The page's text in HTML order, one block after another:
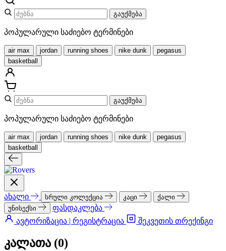
გაუქმება
პოპულარული საძიებო ტერმინები
air max jordan running shoes nike dunk
pegasus
basketball
გაუქმება
პოპულარული საძიებო ტერმინები
air max jordan running shoes nike dunk
pegasus
basketball
ახალი სრული კოლექცია კაცი
ქალი
უნისექსი
ფასდაკლება
ავტორიზაცია | რეგისტრაცია
შეკვეთის თრექინგი
კალათა (0)